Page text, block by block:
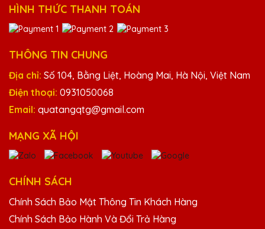
Trần Văn Hiếu
Đã nhận được kỷ niệm chương và rất ấn
tượng với thiết kế và chất lượng. Cảm ơn
Quà Tặng Pha Lê QTG!
Phạm Văn Thanh
Thiết kế kỷ niệm chương của Quà Tặng Pha
Lê QTG rất tinh tế và độc đáo. Rất hài lòng
với sản phẩm.
HÌNH THỨC THANH TOÁN
THÔNG TIN CHUNG
Địa chỉ: Số 104, Bằng Liệt, Hoàng Mai, Hà Nội, Việt Nam
Điện thoại: 0931050068
Email: quatangqtg@gmail.com
MẠNG XÃ HỘI
CHÍNH SÁCH
Chính Sách Bảo Mật Thông Tin Khách Hàng
Chính Sách Bảo Hành Và Đổi Trả Hàng